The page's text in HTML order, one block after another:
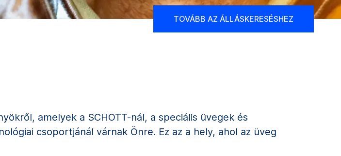
TOVÁBB AZ ÁLLÁSKERESÉSHEZ
amelyek a SCHOTT-nál, a speciális üvegek és
csoportjánál várnak Önre. Ez az a hely, ahol az üveg